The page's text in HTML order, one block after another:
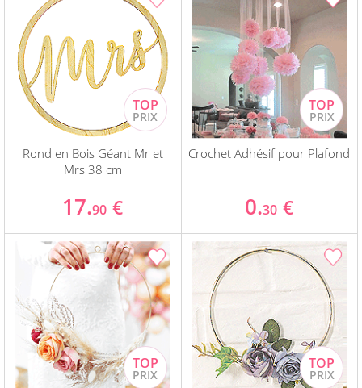
Rond en Bois Géant Mr et
Mrs 38 cm
17.90 €
Crochet Adhésif pour Plafond
0.30 €